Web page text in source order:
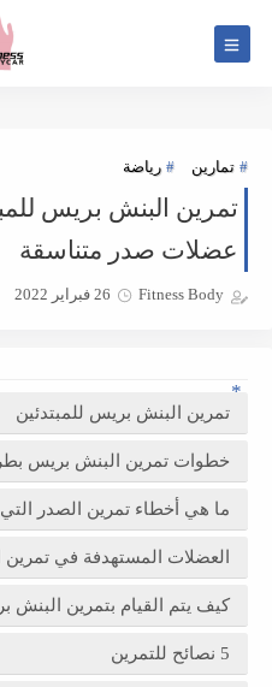
تمارين رياضة
تمرين البنش بريس
عضلات صدر متناسقة
Fitness Body 26 فبراير 2022
تمرين البنش بريس للمبتدئين
خطوات تمرين البنش بريس
ما هي أخطاء تمرين الصدر
العضلات المستهدفة في تمرين
كيف يتم القيام بتمرين البنش
5 نصائح للتمرين